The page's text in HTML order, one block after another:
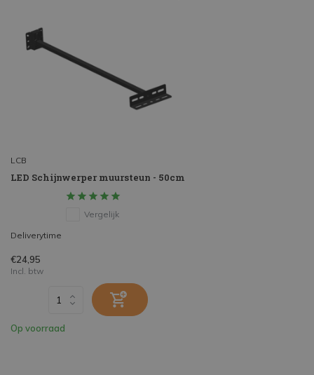
LCB
LED Schijnwerper muursteun - 50cm
Vergelijk
Deliverytime
€24,95
Incl. btw
Op voorraad